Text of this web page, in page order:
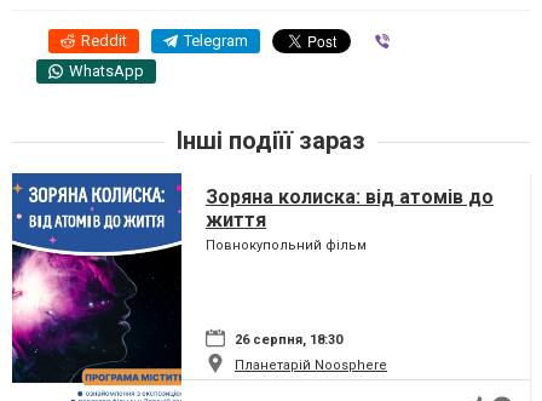
Reddit Telegram
WhatsApp
Інші подіїї зараз
Зоряна колиска: від атомів до
життя
Повнокупольний фільм
26 серпня, 18:30
Планетарій Noosphere